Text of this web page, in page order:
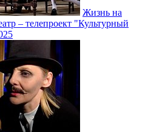
Жизнь на
– телепроект "Культурный